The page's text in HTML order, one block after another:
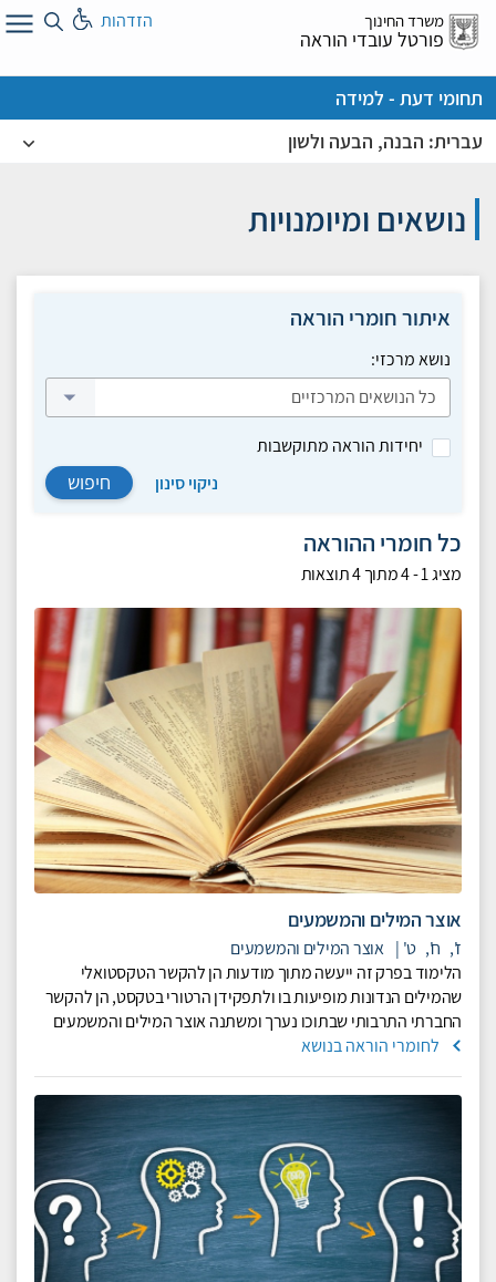
דלג
אל
משרד החינוך
פורטל עובדי הוראה
הזדהות
תחומי דעת - למידה
עברית: הבנה, הבעה ולשון
נושאים ומיומנויות
איתור חומרי הוראה
נושא מרכזי:
יחידות הוראה מתוקשבות
ניקוי סינון
חיפוש
כל חומרי ההוראה
מציג1 - 4 מתוך4תוצאות
אוצר המילים והמשמעים
ז', ח', ט' | אוצר המילים והמשמעים
הלימוד בפרק זה ייעשה מתוך מודעות הן להקשר הטקסטואלי
שהמילים הנדונות מופיעות בו ולתפקידן הרטורי בטקסט, הן להקשר
החברתי התרבותי שבתוכו נערך ומשתנה אוצר המילים והמשמעים
לחומרי הוראה בנושא